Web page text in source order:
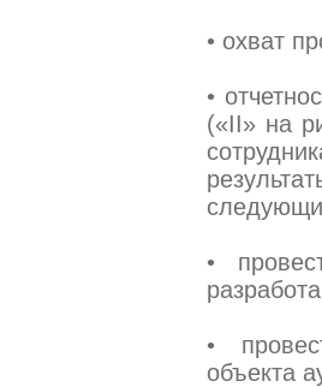
• охват
•
(«II» на
•
•
объекта